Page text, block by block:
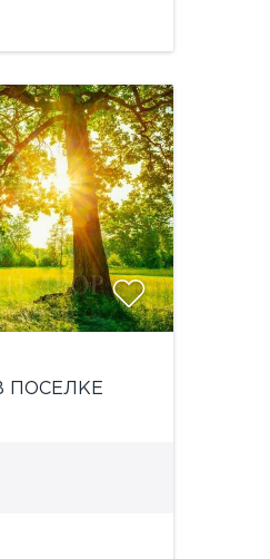
детская
ПОСЕЛКЕ